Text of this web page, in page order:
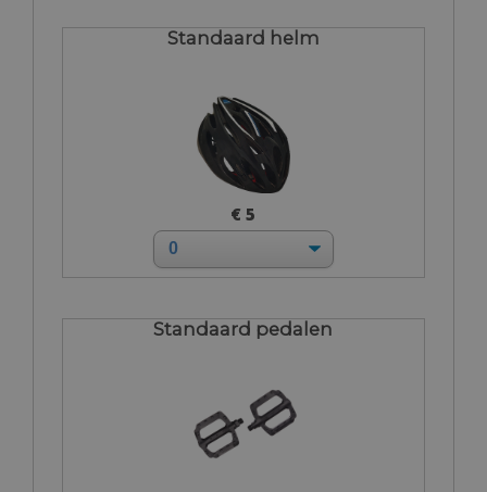
Standaard helm
€ 5
Standaard pedalen